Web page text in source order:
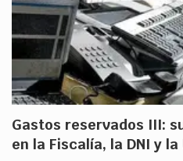
Gastos reservados III:
en la Fiscalía, la DNI y la